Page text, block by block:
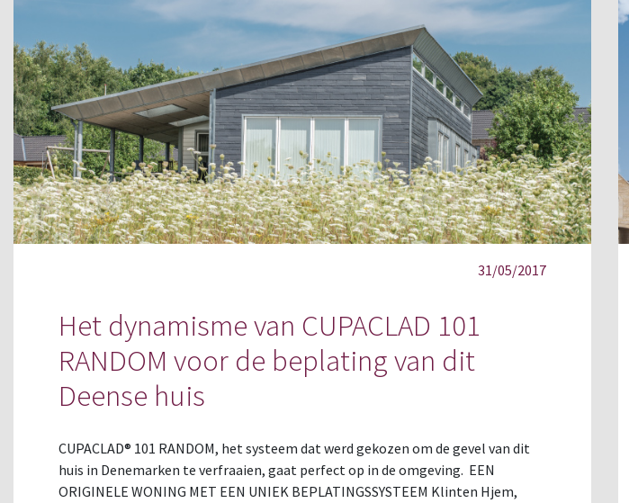
31/05/2017
Het dynamisme van CUPACLAD 101
RANDOM voor de beplating van dit
Deense huis
CUPACLAD® 101 RANDOM, het systeem dat werd gekozen om de gevel van dit
huis in Denemarken te verfraaien, gaat perfect op in de omgeving. EEN
ORIGINELE WONING MET EEN UNIEK BEPLATINGSSYSTEEM Klinten Hjem,